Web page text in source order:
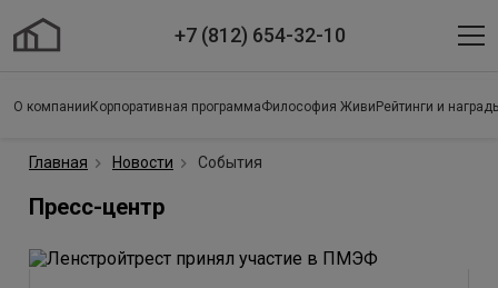
+7 (812) 654-32-10
О компании Корпоративная программаФилософия Живи Рейтинги и
Главная Новости События
Пресс-центр